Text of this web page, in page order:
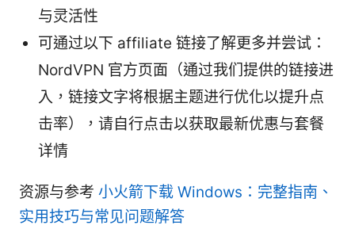
与灵活性
可通过以下 affiliate 链接了解更多并尝试：
NordVPN 官方页面（通过我们提供的链接进
入，链接文字将根据主题进行优化以提升点
击率），请自行点击以获取最新优惠与套餐
详情
资源与参考 小火箭下载 Windows：完整指南、
实用技巧与常见问题解答